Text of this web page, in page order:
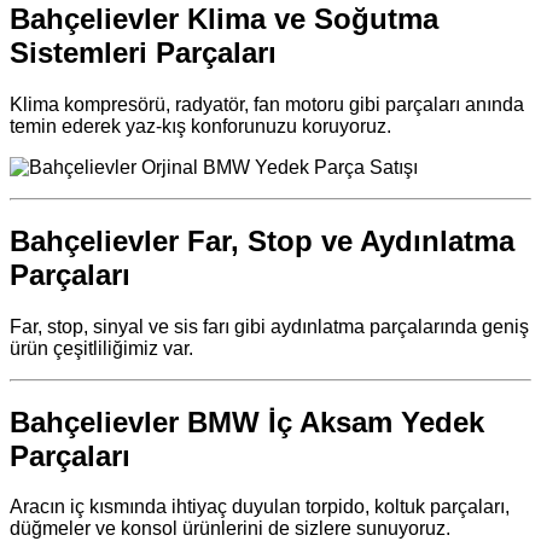
Bahçelievler Klima ve Soğutma
Sistemleri Parçaları
Klima kompresörü, radyatör, fan motoru gibi parçaları anında
temin ederek yaz-kış konforunuzu koruyoruz.
Bahçelievler Far, Stop ve Aydınlatma
Parçaları
Far, stop, sinyal ve sis farı gibi aydınlatma parçalarında geniş
ürün çeşitliliğimiz var.
Bahçelievler BMW İç Aksam Yedek
Parçaları
Aracın iç kısmında ihtiyaç duyulan torpido, koltuk parçaları,
düğmeler ve konsol ürünlerini de sizlere sunuyoruz.